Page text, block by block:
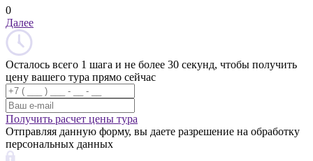
0
Далее
Осталось всего 1 шага и не более 30 секунд, чтобы получить
цену вашего тура прямо сейчас
Получить расчет цены тура
Отправляя данную форму, вы даете разрешение на обработку
персональных данных